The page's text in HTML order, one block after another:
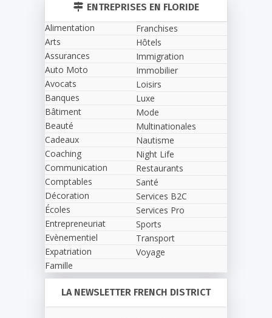
ENTREPRISES EN FLORIDE
Alimentation
Arts
Assurances
Auto Moto
Avocats
Banques
Bâtiment
Beauté
Cadeaux
Coaching
Communication
Comptables
Décoration
Écoles
Entrepreneuriat
Evènementiel
Expatriation
Famille
Franchises
Hôtels
Immigration
Immobilier
Loisirs
Luxe
Mode
Multinationales
Nautisme
Night Life
Restaurants
Santé
Services B2C
Services Pro
Sports
Transport
Voyage
LA NEWSLETTER FRENCH DISTRICT